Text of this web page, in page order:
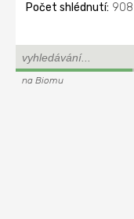
Počet shlédnutí: 908
na Biomu